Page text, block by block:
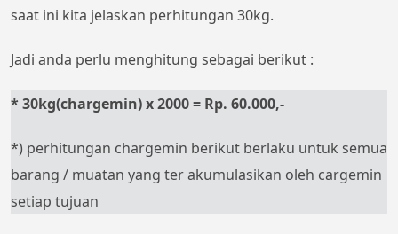
saat ini kita jelaskan perhitungan 30kg.
Jadi anda perlu menghitung sebagai berikut :
* 30kg(chargemin) x 2000 = Rp. 60.000,-
*) perhitungan chargemin berikut berlaku untuk semua
barang / muatan yang ter akumulasikan oleh cargemin
setiap tujuan